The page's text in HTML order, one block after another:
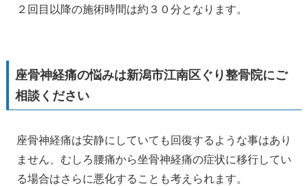
２回目以降の施術時間は約３０分となります。
座骨神経痛の悩みは新潟市江南区ぐり整骨院にご
相談ください
座骨神経痛は安静にしていても回復するような事はあり
ません、むしろ腰痛から坐骨神経痛の症状に移行してい
る場合はさらに悪化することも考えられます。